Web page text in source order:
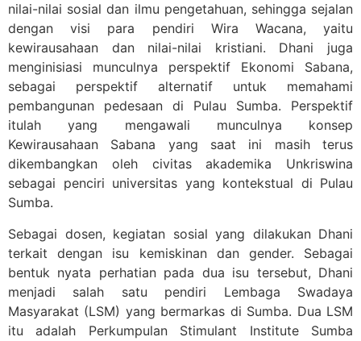
nilai-nilai sosial dan ilmu pengetahuan, sehingga sejalan
dengan visi para pendiri Wira Wacana, yaitu
kewirausahaan dan nilai-nilai kristiani. Dhani juga
menginisiasi munculnya perspektif Ekonomi Sabana,
sebagai perspektif alternatif untuk memahami
pembangunan pedesaan di Pulau Sumba. Perspektif
itulah yang mengawali munculnya konsep
Kewirausahaan Sabana yang saat ini masih terus
dikembangkan oleh civitas akademika Unkriswina
sebagai penciri universitas yang kontekstual di Pulau
Sumba.
Sebagai dosen, kegiatan sosial yang dilakukan Dhani
terkait dengan isu kemiskinan dan gender. Sebagai
bentuk nyata perhatian pada dua isu tersebut, Dhani
menjadi salah satu pendiri Lembaga Swadaya
Masyarakat (LSM) yang bermarkas di Sumba. Dua LSM
itu adalah Perkumpulan Stimulant Institute Sumba